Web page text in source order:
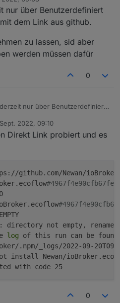
nur über Benutzerdefiniert
dem Link aus github.
zu lassen, sid aber
werden müssen dafür
0
nur über Benutzerdefiniert
zu lassen, sid aber
werden müssen dafür
2022, 09:10
Direkt Link probiert und es
github.com/Newan/
directory not empty, rename
log of this run can be
.npm/_logs/2022-09-
install Newan/
with code 25
0